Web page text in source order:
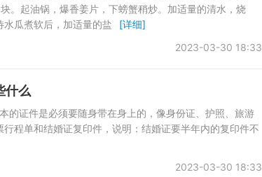
。起油锅，爆香姜片，下螃蟹稍炒。加适量的清水，烧
瓜煮软后，加适量的盐
[详细]
2023-03-30 18:33
什么
的证件是必须要随身带在身上的，像身份证、护照、旅游
程单和结婚证复印件，说明：结婚证要半年内的复印件不
2023-03-30 18:33